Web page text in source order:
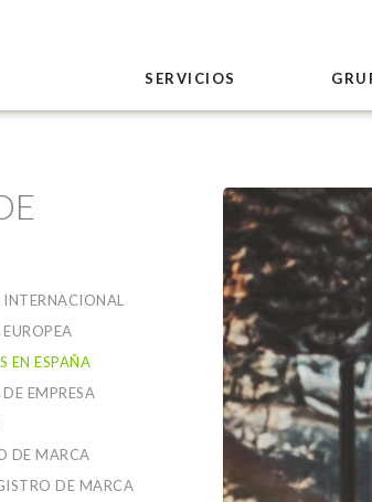
SERVICIOS
EN ESPAÑA
EMPRESA
DE MARCA
DE MARCA